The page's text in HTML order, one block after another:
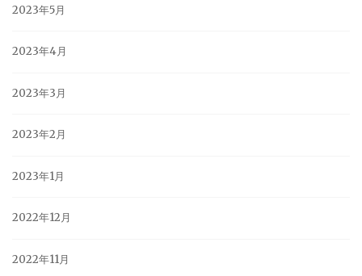
2023年5月
2023年4月
2023年3月
2023年2月
2023年1月
2022年12月
2022年11月